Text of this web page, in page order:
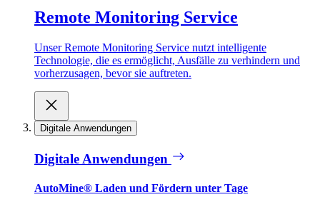
Remote Monitoring Service
Unser Remote Monitoring Service nutzt intelligente
Technologie, die es ermöglicht, Ausfälle zu verhindern und
vorherzusagen, bevor sie auftreten.
Digitale Anwendungen
Digitale Anwendungen
AutoMine® Laden und Fördern unter Tage